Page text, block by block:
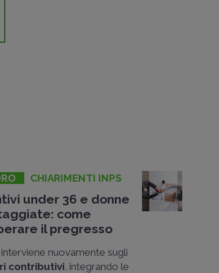
CHIARIMENTI INPS
under 36 e donne
come
il pregresso
interviene nuovamente sugli
contributivi , integrando le